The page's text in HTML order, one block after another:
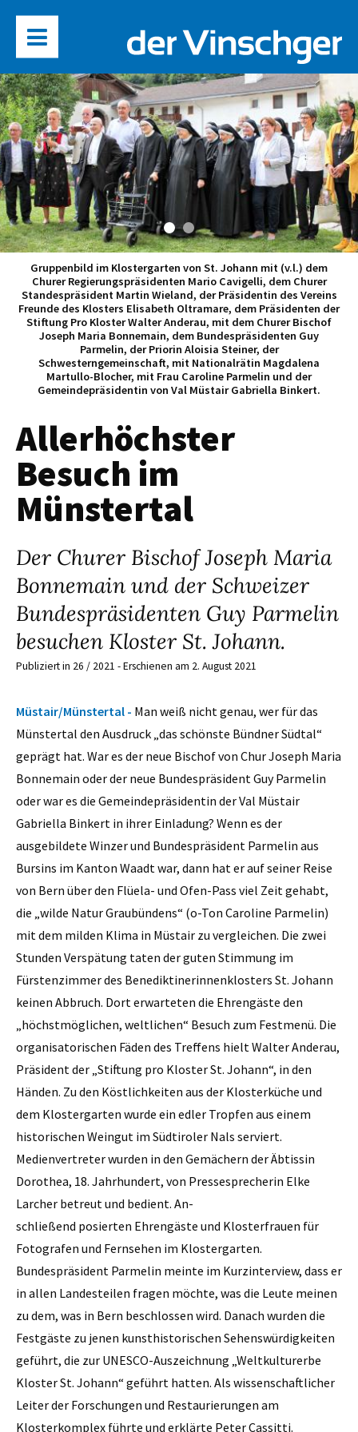
Gruppenbild im Klostergarten von St. Johann mit (v.l.) dem
Churer Regierungspräsidenten Mario Cavigelli, dem Churer
Standespräsident Martin Wieland, der Präsidentin des Vereins
Freunde des Klosters Elisabeth Oltramare, dem Präsidenten der
Stiftung Pro Kloster Walter Anderau, mit dem Churer Bischof
Joseph Maria Bonnemain, dem Bundespräsidenten Guy
Parmelin, der Priorin Aloisia Steiner, der
Schwesterngemeinschaft, mit Nationalrätin Magdalena
Martullo-Blocher, mit Frau Caroline Parmelin und der
Gemeindepräsidentin von Val Müstair Gabriella Binkert.
Allerhöchster
Besuch im
Münstertal
Der Churer Bischof Joseph Maria
Bonnemain und der Schweizer
Bundespräsidenten Guy Parmelin
besuchen Kloster St. Johann.
Publiziert in 26 / 2021 - Erschienen am 2. August 2021
Müstair/Münstertal - Man weiß nicht genau, wer für das
Münstertal den Ausdruck „das schönste Bündner Südtal“
geprägt hat. War es der neue Bischof von Chur Joseph Maria
Bonnemain oder der neue Bundespräsident Guy Parmelin
oder war es die Gemeindepräsidentin der Val Müstair
Gabriella Binkert in ihrer Einladung? Wenn es der
ausgebildete Winzer und Bundespräsident Parmelin aus
Bursins im Kanton Waadt war, dann hat er auf seiner Reise
von Bern über den Flüela- und Ofen-Pass viel Zeit gehabt,
die „wilde Natur Graubündens“ (o-Ton Caroline Parmelin)
mit dem milden Klima in Müstair zu vergleichen. Die zwei
Stunden Verspätung taten der guten Stimmung im
Fürstenzimmer des Benediktinerinnenklosters St. Johann
keinen Abbruch. Dort erwarteten die Ehrengäste den
„höchstmöglichen, weltlichen“ Besuch zum Festmenü. Die
organisatorischen Fäden des Treffens hielt Walter Anderau,
Präsident der „Stiftung pro Kloster St. Johann“, in den
Händen. Zu den Köstlichkeiten aus der Klosterküche und
dem Klostergarten wurde ein edler Tropfen aus einem
historischen Weingut im Südtiroler Nals serviert.
Medienvertreter wurden in den Gemächern der Äbtissin
Dorothea, 18. Jahrhundert, von Pressesprecherin Elke
Larcher betreut und bedient. An-
schließend posierten Ehrengäste und Klosterfrauen für
Fotografen und Fernsehen im Klostergarten.
Bundespräsident Parmelin meinte im Kurzinterview, dass er
in allen Landesteilen fragen möchte, was die Leute meinen
zu dem, was in Bern beschlossen wird. Danach wurden die
Festgäste zu jenen kunsthistorischen Sehenswürdigkeiten
geführt, die zur UNESCO-Auszeichnung „Weltkulturerbe
Kloster St. Johann“ geführt hatten. Als wissenschaftlicher
Leiter der Forschungen und Restaurierungen am
Klosterkomplex führte und erklärte Peter Cassitti.